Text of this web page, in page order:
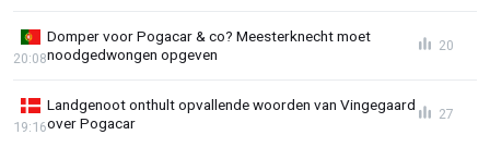
Domper voor Pogacar & co? Meesterknecht moet
noodgedwongen opgeven
20:08
20
Landgenoot onthult opvallende woorden van Vingegaard
over Pogacar
19:16
27